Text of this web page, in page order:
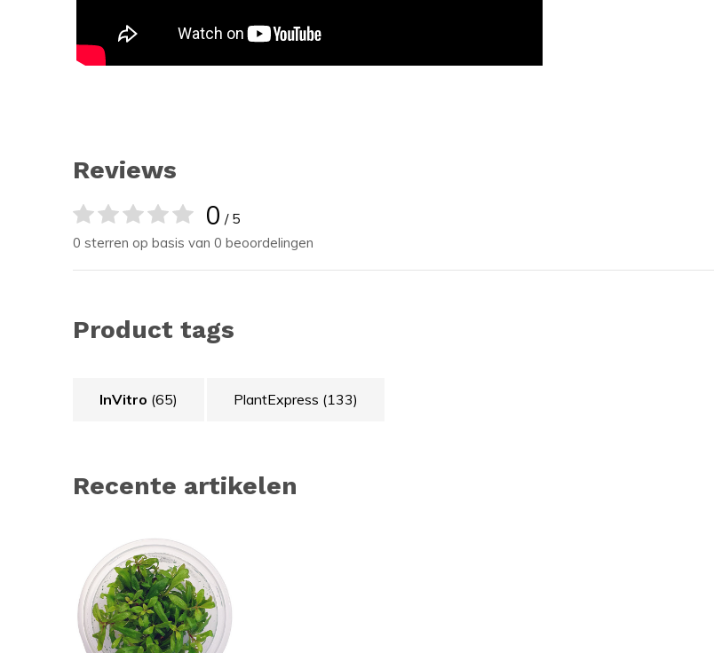
Reviews
0 / 5
0 sterren op basis van 0 beoordelingen
Product tags
InVitro (65) PlantExpress (133)
Recente artikelen